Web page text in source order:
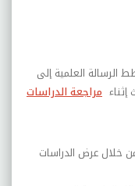
الرسالة العلمية إلى
مراجعة الدراسات
من خلال عرض الدراسات